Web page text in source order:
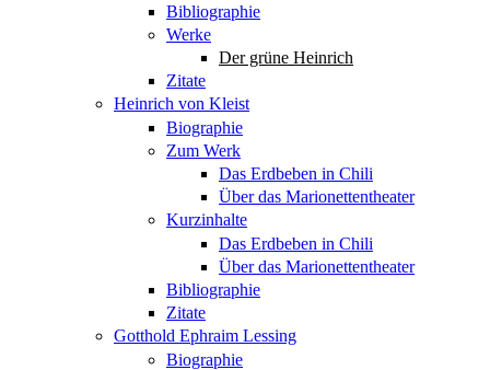
Bibliographie
Werke
Der grüne Heinrich
Zitate
Heinrich von Kleist
Biographie
Zum Werk
Das Erdbeben in Chili
Über das Marionettentheater
Kurzinhalte
Das Erdbeben in Chili
Über das Marionettentheater
Bibliographie
Zitate
Gotthold Ephraim Lessing
Biographie